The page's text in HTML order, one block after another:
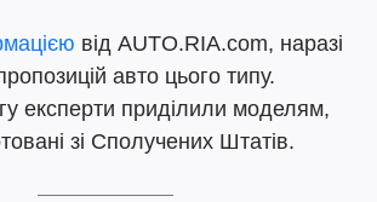
від AUTO.RIA.com, наразі
авто цього типу.
експерти приділили моделям,
зі Сполучених Штатів.